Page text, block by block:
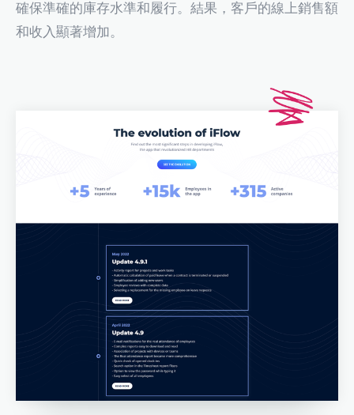
確保準確的庫存水準和履行。結果，客戶的線上銷售額
和收入顯著增加。